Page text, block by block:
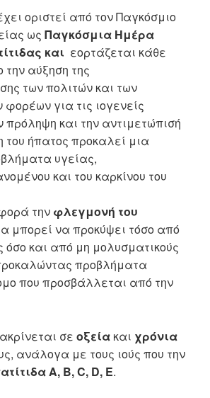
οριστεί από τον Παγκόσμιο
ωςΠαγκόσμια Ημέρα
και εορτάζεται κάθε
την αύξηση της
των πολιτών και των
για τις ιογενείς
πρόληψη και την αντιμετώπισή
του ήπατος προκαλεί μια
υγείας,
και του καρκίνου του
την φλεγμονή του
μπορεί να προκύψει τόσο από
όσο και από μη μολυσματικούς
προβλήματα
που προσβάλλεται από την
σεοξεία και χρόνια
ανάλογα με τους ιούς που την
Α, Β,C, D, E.